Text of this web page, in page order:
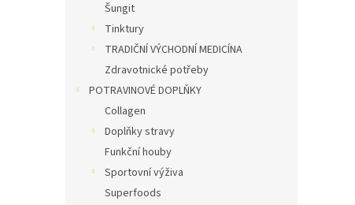
Šungit
Tinktury
TRADIČNÍ VÝCHODNÍ MEDICÍNA
Zdravotnické potřeby
POTRAVINOVÉ DOPLŇKY
Collagen
Doplňky stravy
Funkční houby
Sportovní výživa
Superfoods